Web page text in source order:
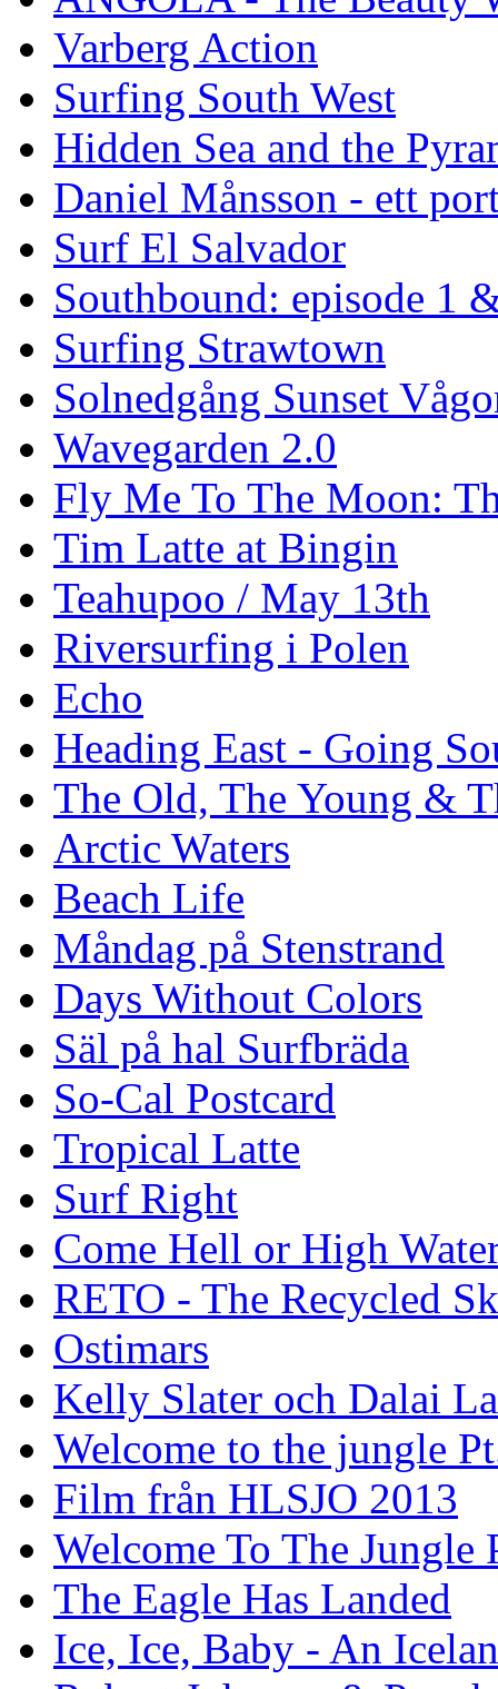
Varberg Action
Surfing South West
Hidden Sea and the
Daniel Månsson - ett
Surf El Salvador
Southbound: episode 1
Surfing Strawtown
Solnedgång Sunset
Wavegarden 2.0
Fly Me To The Moon:
Tim Latte at Bingin
Teahupoo / May 13th
Riversurfing i Polen
Echo
Heading East - Going
The Old, The Young &
Arctic Waters
Beach Life
Måndag på Stenstrand
Days Without Colors
Säl på hal Surfbräda
So-Cal Postcard
Tropical Latte
Surf Right
Come Hell or High
RETO - The Recycled
Ostimars
Kelly Slater och Dalai
Welcome to the jungle
Film från HLSJO 2013
Welcome To The Jungle
The Eagle Has Landed
Ice, Ice, Baby - An